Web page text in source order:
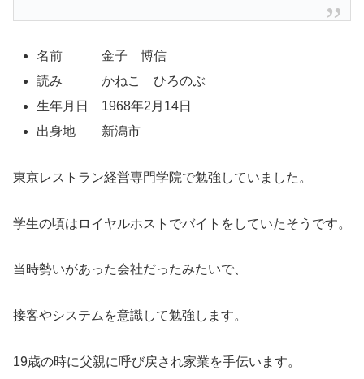
名前 金子 博信
読み かねこ ひろのぶ
生年月日 1968年2月14日
出身地 新潟市
東京レストラン経営専門学院で勉強していました。
学生の頃はロイヤルホストでバイトをしていたそうです。
当時勢いがあった会社だったみたいで、
接客やシステムを意識して勉強します。
19歳の時に父親に呼び戻され家業を手伝います。